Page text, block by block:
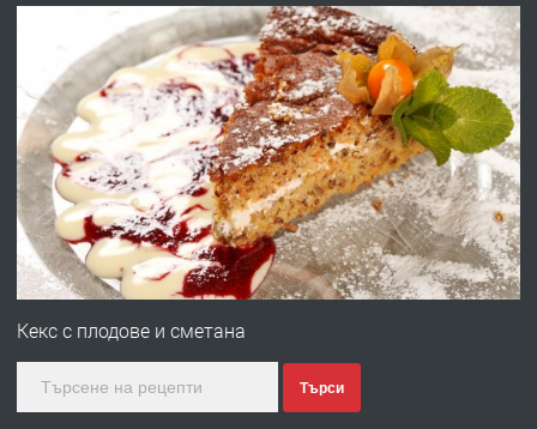
АПАРТАМЕНТ В ЦЕНТЪРА НА ГР.
ХАСКОВО
преди 2 дни
ПРЕДЛАГА Давам гараж под наем
преди 2 дни
ПРЕДЛАГА
№4120 Магазин/Офис под наем в кв.
градската градина!
Кекс с плодове и сметана
Търси